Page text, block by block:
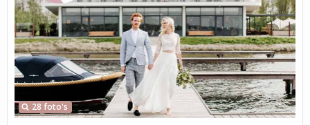
28 foto's